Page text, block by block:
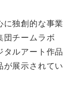
独創的な事業
団チームラボ
タルアート作品
が展示されてい